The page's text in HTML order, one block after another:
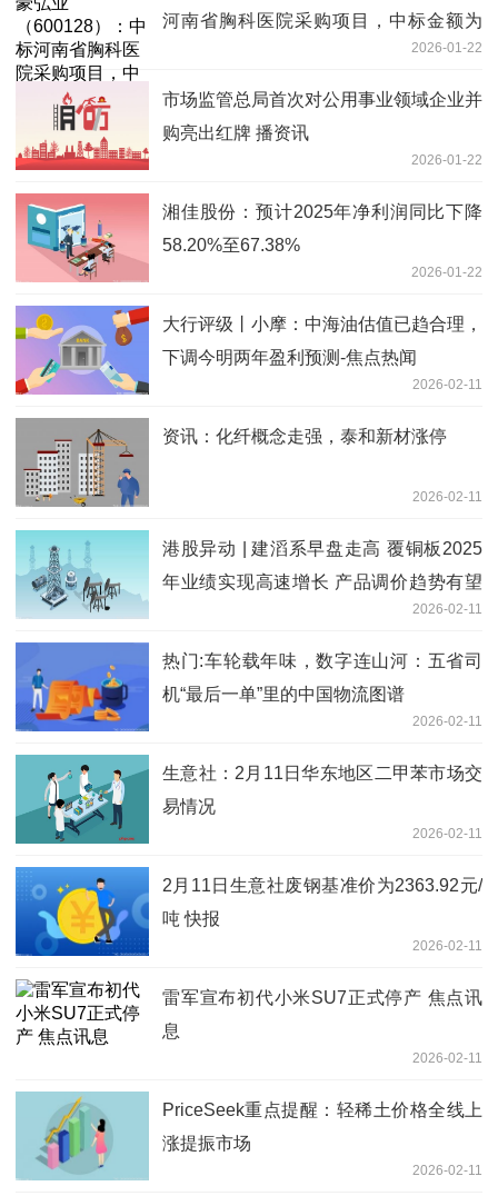
河南省胸科医院采购项目，中标金额为
2026-01-22
市场监管总局首次对公用事业领域企业并
购亮出红牌 播资讯
2026-01-22
湘佳股份：预计2025年净利润同比下降
58.20%至67.38%
2026-01-22
大行评级丨小摩：中海油估值已趋合理，
下调今明两年盈利预测-焦点热闻
2026-02-11
资讯：化纤概念走强，泰和新材涨停
2026-02-11
港股异动 | 建滔系早盘走高 覆铜板2025
年业绩实现高速增长 产品调价趋势有望
2026-02-11
热门:车轮载年味，数字连山河：五省司
机“最后一单”里的中国物流图谱
2026-02-11
生意社：2月11日华东地区二甲苯市场交
易情况
2026-02-11
2月11日生意社废钢基准价为2363.92元/
吨 快报
2026-02-11
雷军宣布初代小米SU7正式停产 焦点讯
息
2026-02-11
PriceSeek重点提醒：轻稀土价格全线上
涨提振市场
2026-02-11